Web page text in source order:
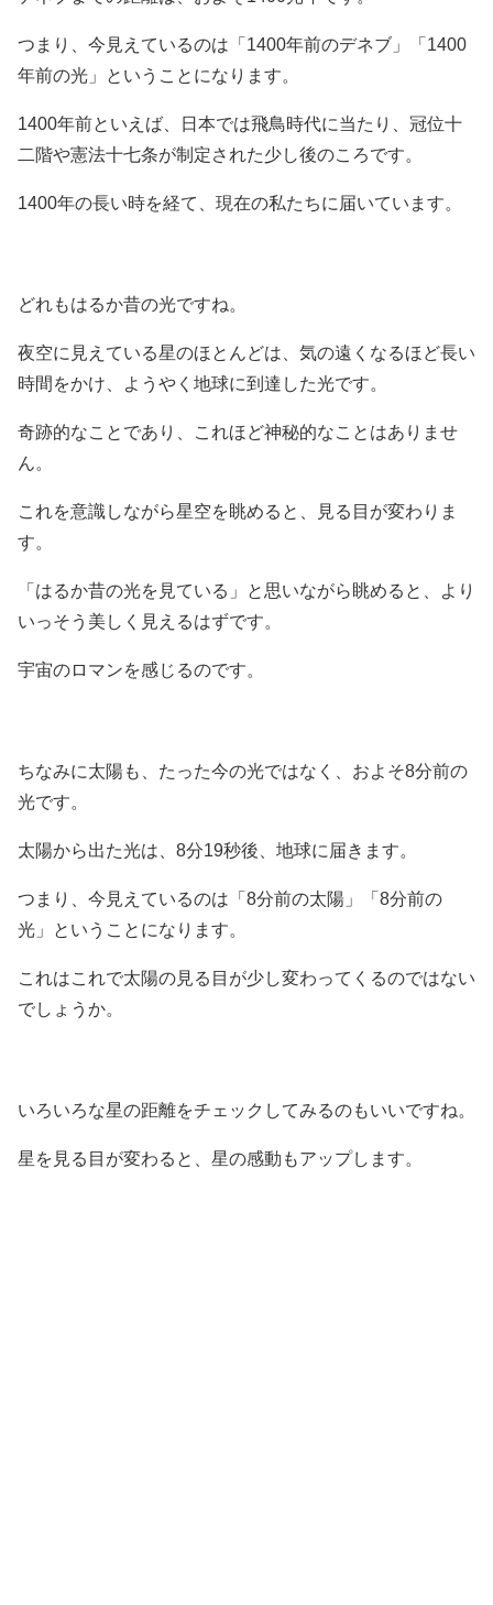
つまり、今見えているのは「1400年前のデネブ」「1400
年前の光」ということになります。
1400年前といえば、日本では飛鳥時代に当たり、冠位十
二階や憲法十七条が制定された少し後のころです。
1400年の長い時を経て、現在の私たちに届いています。
どれもはるか昔の光ですね。
夜空に見えている星のほとんどは、気の遠くなるほど長い
時間をかけ、ようやく地球に到達した光です。
奇跡的なことであり、これほど神秘的なことはありませ
ん。
これを意識しながら星空を眺めると、見る目が変わりま
す。
「はるか昔の光を見ている」と思いながら眺めると、より
いっそう美しく見えるはずです。
宇宙のロマンを感じるのです。
ちなみに太陽も、たった今の光ではなく、およそ8分前の
光です。
太陽から出た光は、8分19秒後、地球に届きます。
つまり、今見えているのは「8分前の太陽」「8分前の
光」ということになります。
これはこれで太陽の見る目が少し変わってくるのではない
でしょうか。
いろいろな星の距離をチェックしてみるのもいいですね。
星を見る目が変わると、星の感動もアップします。